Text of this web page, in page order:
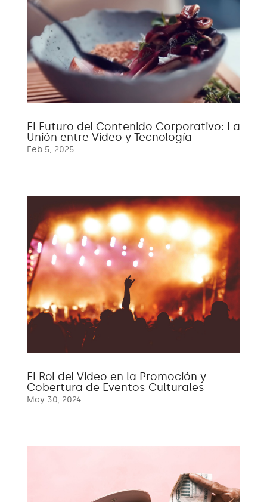
El Futuro del Contenido Corporativo: La
Unión entre Video y Tecnología
Feb 5, 2025
El Rol del Video en la Promoción y
Cobertura de Eventos Culturales
May 30, 2024